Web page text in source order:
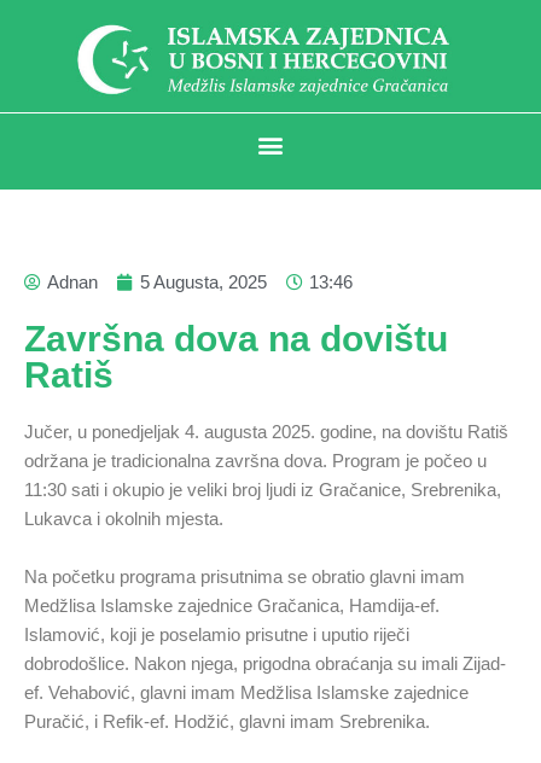
Adnan 5 Augusta, 2025 13:46
Završna dova na dovištu
Ratiš
Jučer, u ponedjeljak 4. augusta 2025. godine, na dovištu Ratiš
održana je tradicionalna završna dova. Program je počeo u
11:30 sati i okupio je veliki broj ljudi iz Gračanice, Srebrenika,
Lukavca i okolnih mjesta.
Na početku programa prisutnima se obratio glavni imam
Medžlisa Islamske zajednice Gračanica, Hamdija-ef.
Islamović, koji je poselamio prisutne i uputio riječi
dobrodošlice. Nakon njega, prigodna obraćanja su imali Zijad-
ef. Vehabović, glavni imam Medžlisa Islamske zajednice
Puračić, i Refik-ef. Hodžić, glavni imam Srebrenika.